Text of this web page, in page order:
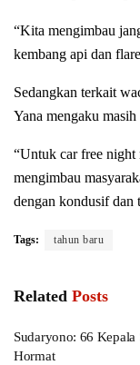
“Kita mengimbau
kembang api dan
Sedangkan terkait
Yana mengaku
“Untuk car free night
mengimbau
dengan kondusif dan
Tags: tahun baru
Related Posts
Sudaryono: 66
Hormat